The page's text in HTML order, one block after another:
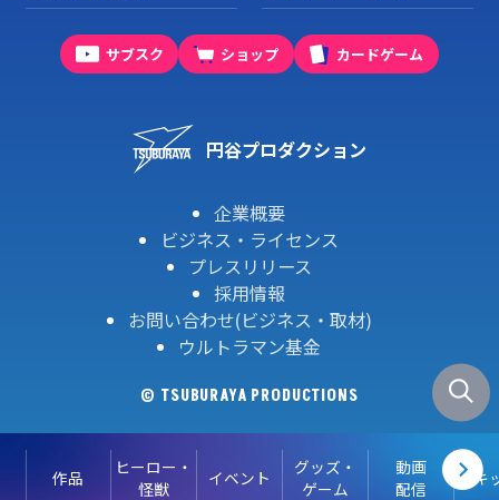
作品
ヒーロー・
怪獣
イベント
グッズ・
ゲーム
動画
配信
キ
サブスク ショップ カードゲーム
円谷プロダクション
企業概要
ビジネス・ライセンス
プレスリリース
採用情報
お問い合わせ(ビジネス・取材)
ウルトラマン基金
© TSUBURAYA PRODUCTIONS